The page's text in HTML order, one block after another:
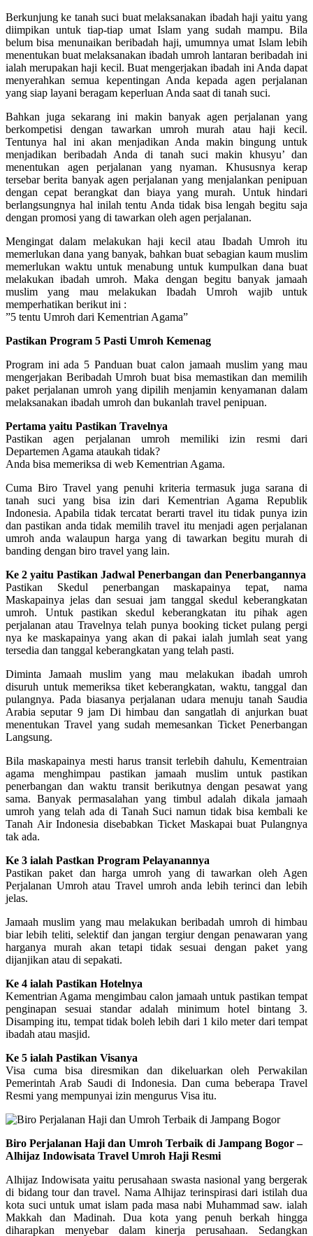
Berkunjung ke tanah suci buat melaksanakan ibadah haji yaitu yang
diimpikan untuk tiap-tiap umat Islam yang sudah mampu. Bila
belum bisa menunaikan beribadah haji, umumnya umat Islam lebih
menentukan buat melaksanakan ibadah umroh lantaran beribadah ini
ialah merupakan haji kecil. Buat mengerjakan ibadah ini Anda dapat
menyerahkan semua kepentingan Anda kepada agen perjalanan
yang siap layani beragam keperluan Anda saat di tanah suci.
Bahkan juga sekarang ini makin banyak agen perjalanan yang
berkompetisi dengan tawarkan umroh murah atau haji kecil.
Tentunya hal ini akan menjadikan Anda makin bingung untuk
menjadikan beribadah Anda di tanah suci makin khusyu’ dan
menentukan agen perjalanan yang nyaman. Khususnya kerap
tersebar berita banyak agen perjalanan yang menjalankan penipuan
dengan cepat berangkat dan biaya yang murah. Untuk hindari
berlangsungnya hal inilah tentu Anda tidak bisa lengah begitu saja
dengan promosi yang di tawarkan oleh agen perjalanan.
Mengingat dalam melakukan haji kecil atau Ibadah Umroh itu
memerlukan dana yang banyak, bahkan buat sebagian kaum muslim
memerlukan waktu untuk menabung untuk kumpulkan dana buat
melakukan ibadah umroh. Maka dengan begitu banyak jamaah
muslim yang mau melakukan Ibadah Umroh wajib untuk
memperhatikan berikut ini :
”5 tentu Umroh dari Kementrian Agama”
Pastikan Program 5 Pasti Umroh Kemenag
Program ini ada 5 Panduan buat calon jamaah muslim yang mau
mengerjakan Beribadah Umroh buat bisa memastikan dan memilih
paket perjalanan umroh yang dipilih menjamin kenyamanan dalam
melaksanakan ibadah umroh dan bukanlah travel penipuan.
Pertama yaitu Pastikan Travelnya
Pastikan agen perjalanan umroh memiliki izin resmi dari
Departemen Agama ataukah tidak?
Anda bisa memeriksa di web Kementrian Agama.
Cuma Biro Travel yang penuhi kriteria termasuk juga sarana di
tanah suci yang bisa izin dari Kementrian Agama Republik
Indonesia. Apabila tidak tercatat berarti travel itu tidak punya izin
dan pastikan anda tidak memilih travel itu menjadi agen perjalanan
umroh anda walaupun harga yang di tawarkan begitu murah di
banding dengan biro travel yang lain.
Ke 2 yaitu Pastikan Jadwal Penerbangan dan Penerbangannya
Pastikan Skedul penerbangan maskapainya tepat, nama
Maskapainya jelas dan sesuai jam tanggal skedul keberangkatan
umroh. Untuk pastikan skedul keberangkatan itu pihak agen
perjalanan atau Travelnya telah punya booking ticket pulang pergi
nya ke maskapainya yang akan di pakai ialah jumlah seat yang
tersedia dan tanggal keberangkatan yang telah pasti.
Diminta Jamaah muslim yang mau melakukan ibadah umroh
disuruh untuk memeriksa tiket keberangkatan, waktu, tanggal dan
pulangnya. Pada biasanya perjalanan udara menuju tanah Saudia
Arabia seputar 9 jam Di himbau dan sangatlah di anjurkan buat
menentukan Travel yang sudah memesankan Ticket Penerbangan
Langsung.
Bila maskapainya mesti harus transit terlebih dahulu, Kementraian
agama menghimpau pastikan jamaah muslim untuk pastikan
penerbangan dan waktu transit berikutnya dengan pesawat yang
sama. Banyak permasalahan yang timbul adalah dikala jamaah
umroh yang telah ada di Tanah Suci namun tidak bisa kembali ke
Tanah Air Indonesia disebabkan Ticket Maskapai buat Pulangnya
tak ada.
Ke 3 ialah Pastkan Program Pelayanannya
Pastikan paket dan harga umroh yang di tawarkan oleh Agen
Perjalanan Umroh atau Travel umroh anda lebih terinci dan lebih
jelas.
Jamaah muslim yang mau melakukan beribadah umroh di himbau
biar lebih teliti, selektif dan jangan tergiur dengan penawaran yang
harganya murah akan tetapi tidak sesuai dengan paket yang
dijanjikan atau di sepakati.
Ke 4 ialah Pastikan Hotelnya
Kementrian Agama mengimbau calon jamaah untuk pastikan tempat
penginapan sesuai standar adalah minimum hotel bintang 3.
Disamping itu, tempat tidak boleh lebih dari 1 kilo meter dari tempat
ibadah atau masjid.
Ke 5 ialah Pastikan Visanya
Visa cuma bisa diresmikan dan dikeluarkan oleh Perwakilan
Pemerintah Arab Saudi di Indonesia. Dan cuma beberapa Travel
Resmi yang mempunyai izin mengurus Visa itu.
Biro Perjalanan Haji dan Umroh Terbaik di Jampang Bogor –
Alhijaz Indowisata Travel Umroh Haji Resmi
Alhijaz Indowisata yaitu perusahaan swasta nasional yang bergerak
di bidang tour dan travel. Nama Alhijaz terinspirasi dari istilah dua
kota suci untuk umat islam pada masa nabi Muhammad saw. ialah
Makkah dan Madinah. Dua kota yang penuh berkah hingga
diharapkan menyebar dalam kinerja perusahaan. Sedangkan